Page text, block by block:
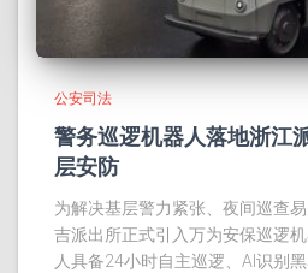
公安司法
警务巡逻机器人落地浙江
层安防
为解决基层警力紧张、夜间巡查
吉派出所正式引入万为安保巡逻
人具备24小时自主巡逻、AI识别